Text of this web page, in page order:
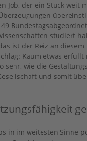
Job, der ein Stück weit
studiert
ist der Reiz an diesem
Kaum etwas erfüllt
sehr, wie die
und somit
in im weitesten Sinne